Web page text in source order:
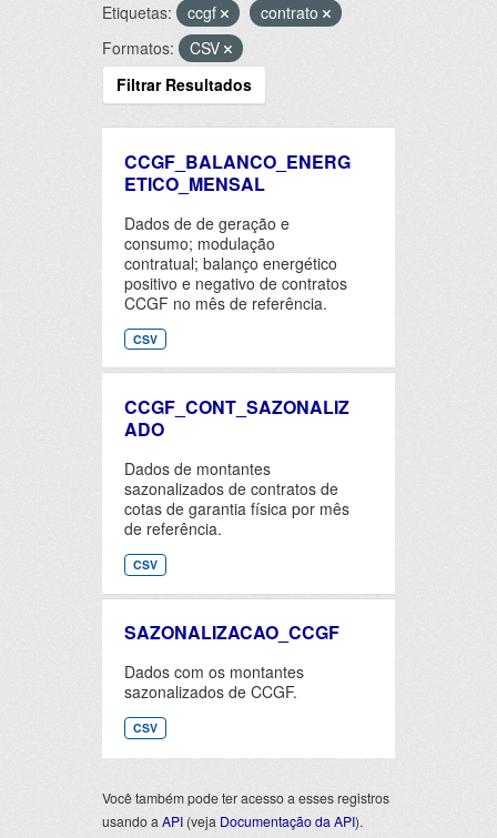
Etiquetas:
ccgf
contrato
Formatos:
CSV
Filtrar Resultados
CCGF_BALANCO_ENERG
ETICO_MENSAL
Dados de de geração e
consumo; modulação
contratual; balanço energético
positivo e negativo de contratos
CCGF no mês de referência.
CSV
CCGF_CONT_SAZONALIZ
ADO
Dados de montantes
sazonalizados de contratos de
cotas de garantia física por mês
de referência.
CSV
SAZONALIZACAO_CCGF
Dados com os montantes
sazonalizados de CCGF.
CSV
Você também pode ter acesso a esses registros
usando a API (veja Documentação da API).